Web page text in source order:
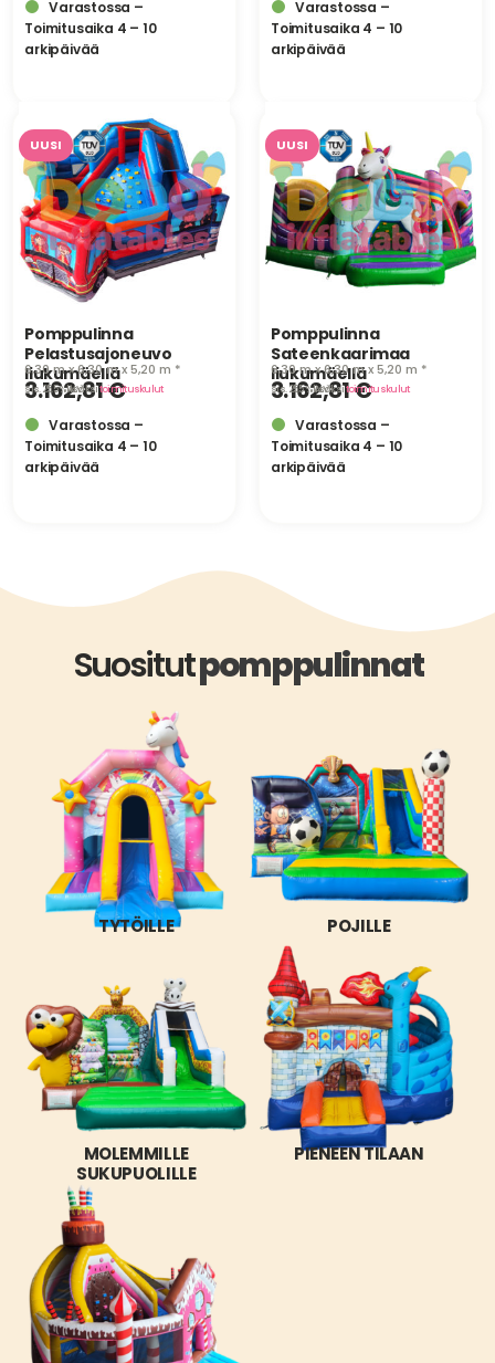
Varastossa –
Toimitusaika 4 – 10
arkipäivää
Varastossa –
Toimitusaika 4 – 10
arkipäivää
UUSI
Pomppulinna
Pelastusajoneuvo
liukumäellä
6,30 m x 6,30 m x 5,20 m *
3.162,81€
sis. 25,5 % ALV· lisäksitoimituskulut
Varastossa –
Toimitusaika 4 – 10
arkipäivää
UUSI
Pomppulinna
Sateenkaarimaa
liukumäellä
6,30 m x 6,30 m x 5,20 m *
3.162,81€
sis. 25,5 % ALV· lisäksitoimituskulut
Varastossa –
Toimitusaika 4 – 10
arkipäivää
Suositutpomppulinnat
TYTÖILLE POJILLE
MOLEMMILLE
SUKUPUOLILLE
PIENEEN TILAAN